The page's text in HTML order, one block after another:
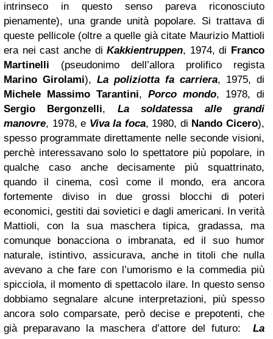
intrinseco in questo senso pareva riconosciuto
pienamente), una grande unità popolare. Si trattava di
queste pellicole (oltre a quelle già citate Maurizio Mattioli
era nei cast anche diKakkientruppen, 1974, di Franco
Martinelli (pseudonimo dell’allora prolifico regista
Marino Girolami), La poliziotta fa carriera, 1975, di
Michele Massimo Tarantini, Porco mondo, 1978, di
Sergio Bergonzelli, La soldatessa alle grandi
manovre, 1978, e Viva la foca, 1980, di Nando Cicero),
spesso programmate direttamente nelle seconde visioni,
perchè interessavano solo lo spettatore più popolare, in
qualche caso anche decisamente più squattrinato,
quando il cinema, così come il mondo, era ancora
fortemente diviso in due grossi blocchi di poteri
economici, gestiti dai sovietici e dagli americani. In verità
Mattioli, con la sua maschera tipica, gradassa, ma
comunque bonacciona o imbranata, ed il suo humor
naturale, istintivo, assicurava, anche in titoli che nulla
avevano a che fare con l’umorismo e la commedia più
spicciola, il momento di spettacolo ilare. In questo senso
dobbiamo segnalare alcune interpretazioni, più spesso
ancora solo comparsate, però decise e prepotenti, che
già preparavano la maschera d’attore del futuro: La